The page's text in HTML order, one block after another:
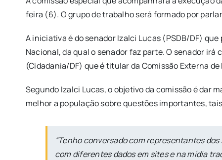
feira (6). O grupo de trabalho será formado por
A iniciativa é do senador Izalci Lucas (PSDB/DF)
Nacional, da qual o senador faz parte. O senador
(Cidadania/DF) que é titular da Comissão Externa
Segundo Izalci Lucas, o objetivo da comissão é dar
melhor a população sobre questões importantes,
“Tenho conversado com representantes
com diferentes dados em sites e na mídia